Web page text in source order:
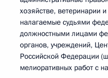
хозяйстве, ветеринарии
налагаемые судьями
должностными лицами
органов, учреждений,
Российской Федерации
мелиоративных работ с